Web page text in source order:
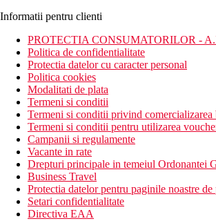
Informatii pentru clienti
PROTECTIA CONSUMATORILOR -
Politica de confidentialitate
Protectia datelor cu caracter personal
Politica cookies
Modalitati de plata
Termeni si conditii
Termeni si conditii privind comercializarea
Termeni si conditii pentru utilizarea
Campanii si regulamente
Vacante in rate
Drepturi principale in temeiul Ordonantei
Business Travel
Protectia datelor pentru paginile noastre de
Setari confidentialitate
Directiva EAA